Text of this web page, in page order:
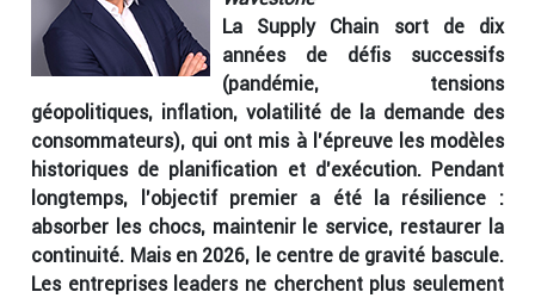
La Supply Chain sort de dix
années de défis successifs
(pandémie, tensions
géopolitiques, inflation, volatilité de la demande des
consommateurs), qui ont mis à l’épreuve les modèles
historiques de planification et d’exécution. Pendant
longtemps, l’objectif premier a été la résilience :
absorber les chocs, maintenir le service, restaurer la
continuité. Mais en 2026, le centre de gravité bascule.
Les entreprises leaders ne cherchent plus seulement